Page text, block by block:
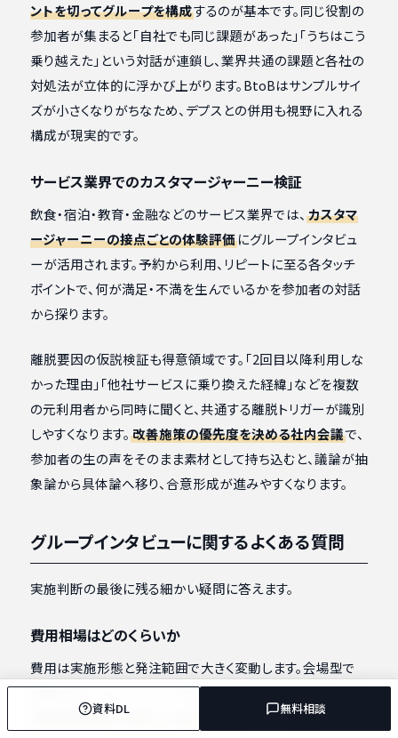
資料DL 無料相談
ントを切ってグループを構成するのが基本です。同じ役割の
参加者が集まると「自社でも同じ課題があった」「うちはこう
乗り越えた」という対話が連鎖し、業界共通の課題と各社の
対処法が立体的に浮かび上がります。BtoBはサンプルサイ
ズが小さくなりがちなため、デプスとの併用も視野に入れる
構成が現実的です。
サービス業界でのカスタマージャーニー検証
飲食・宿泊・教育・金融などのサービス業界では、 カスタマ
ージャーニーの接点ごとの体験評価にグループインタビュ
ーが活用されます。予約から利用、リピートに至る各タッチ
ポイントで、何が満足・不満を生んでいるかを参加者の対話
から探ります。
離脱要因の仮説検証も得意領域です。「2回目以降利用しな
かった理由」「他社サービスに乗り換えた経緯」などを複数
の元利用者から同時に聞くと、共通する離脱トリガーが識別
しやすくなります。 改善施策の優先度を決める社内会議で、
参加者の生の声をそのまま素材として持ち込むと、議論が抽
象論から具体論へ移り、合意形成が進みやすくなります。
グループインタビューに関するよくある質問
実施判断の最後に残る細かい疑問に答えます。
費用相場はどのくらいか
費用は実施形態と発注範囲で大きく変動します。会場型で
調査会社にフルパッケージ発注する場合、1グループあたり
の費用感は数十万円〜100万円程度
が一つの目安です。